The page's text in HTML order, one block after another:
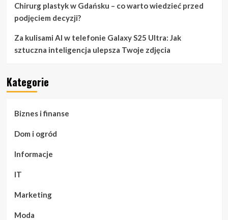
Chirurg plastyk w Gdańsku – co warto wiedzieć przed
podjęciem decyzji?
Za kulisami AI w telefonie Galaxy S25 Ultra: Jak
sztuczna inteligencja ulepsza Twoje zdjęcia
Kategorie
Biznes i finanse
Dom i ogród
Informacje
IT
Marketing
Moda